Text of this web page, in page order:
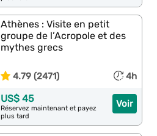
Athènes : Visite en petit
groupe de l’Acropole et des
mythes grecs
4.79 (2471) 4h
Voir
US$ 45
Réservez maintenant et payez
plus tard